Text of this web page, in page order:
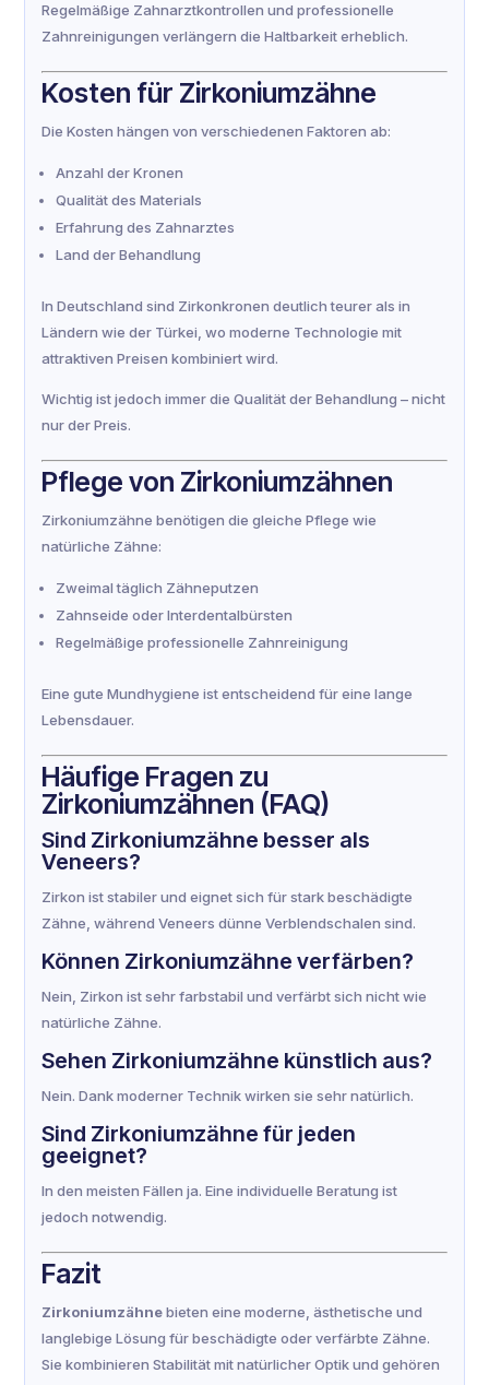
Regelmäßige Zahnarztkontrollen und professionelle
Zahnreinigungen verlängern die Haltbarkeit erheblich.
Kosten für Zirkoniumzähne
Die Kosten hängen von verschiedenen Faktoren ab:
Anzahl der Kronen
Qualität des Materials
Erfahrung des Zahnarztes
Land der Behandlung
In Deutschland sind Zirkonkronen deutlich teurer als in
Ländern wie der Türkei, wo moderne Technologie mit
attraktiven Preisen kombiniert wird.
Wichtig ist jedoch immer die Qualität der Behandlung – nicht
nur der Preis.
Pflege von Zirkoniumzähnen
Zirkoniumzähne benötigen die gleiche Pflege wie
natürliche Zähne:
Zweimal täglich Zähneputzen
Zahnseide oder Interdentalbürsten
Regelmäßige professionelle Zahnreinigung
Eine gute Mundhygiene ist entscheidend für eine lange
Lebensdauer.
Häufige Fragen zu
Zirkoniumzähnen (FAQ)
Sind Zirkoniumzähne besser als
Veneers?
Zirkon ist stabiler und eignet sich für stark beschädigte
Zähne, während Veneers dünne Verblendschalen sind.
Können Zirkoniumzähne verfärben?
Nein, Zirkon ist sehr farbstabil und verfärbt sich nicht wie
natürliche Zähne.
Sehen Zirkoniumzähne künstlich aus?
Nein. Dank moderner Technik wirken sie sehr natürlich.
Sind Zirkoniumzähne für jeden
geeignet?
In den meisten Fällen ja. Eine individuelle Beratung ist
jedoch notwendig.
Fazit
Zirkoniumzähnebieten eine moderne, ästhetische und
langlebige Lösung für beschädigte oder verfärbte Zähne.
Sie kombinieren Stabilität mit natürlicher Optik und gehören